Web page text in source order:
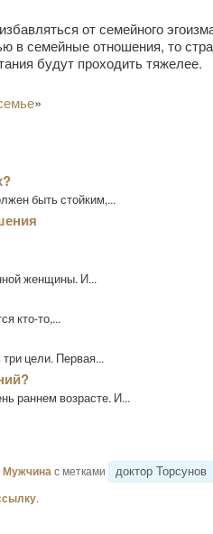
от семейного
в семейные отношения, то
будут проходить тяжелее.
»
быть стойким,...
женщины. И...
кто-то,...
цели. Первая...
раннем возрасте. И...
с метками доктор Торсунов
.